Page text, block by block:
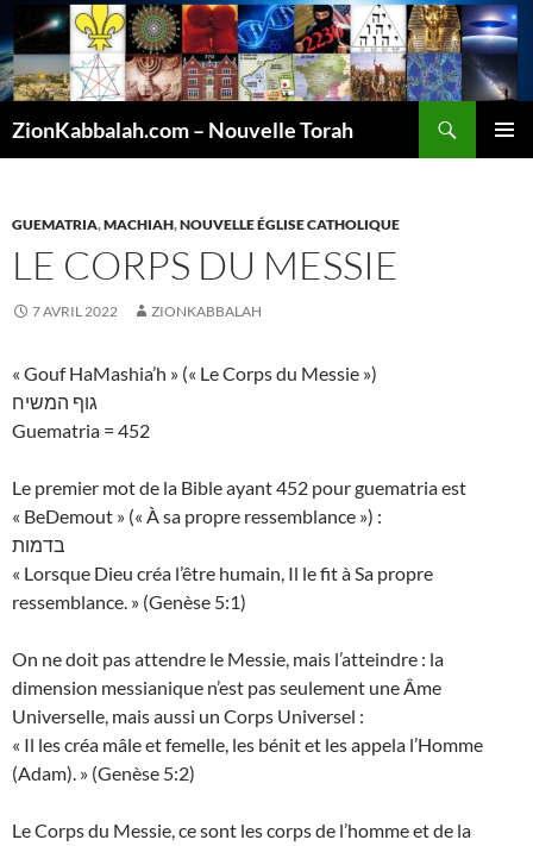
ZionKabbalah.com – Nouvelle Torah
GUEMATRIA,MACHIAH,NOUVELLE ÉGLISE CATHOLIQUE
LE CORPS DU MESSIE
7 AVRIL 2022 ZIONKABBALAH
« Gouf HaMashia’h » (« Le Corps du Messie »)
גוף המשיח
Guematria = 452
Le premier mot de la Bible ayant 452 pour guematria est
« BeDemout » (« À sa propre ressemblance ») :
בדמות
« Lorsque Dieu créa l’être humain, Il le fit à Sa propre
ressemblance. » (Genèse 5:1)
On ne doit pas attendre le Messie, mais l’atteindre : la
dimension messianique n’est pas seulement une Âme
Universelle, mais aussi un Corps Universel :
« Il les créa mâle et femelle, les bénit et les appela l’Homme
(Adam). » (Genèse 5:2)
Le Corps du Messie, ce sont les corps de l’homme et de la